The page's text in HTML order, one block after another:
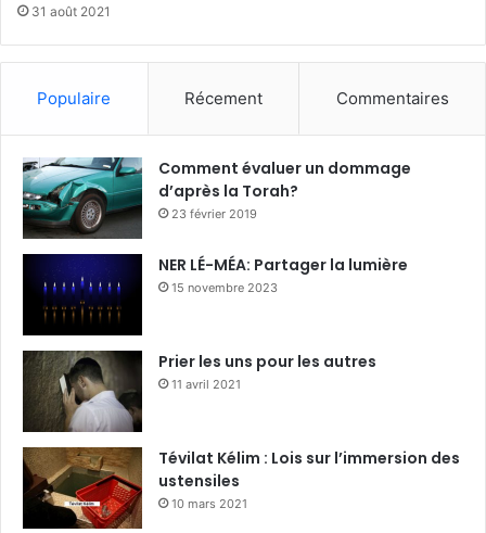
31 août 2021
Populaire Récement Commentaires
Comment évaluer un dommage
d’après la Torah?
23 février 2019
NER LÉ-MÉA: Partager la lumière
15 novembre 2023
Prier les uns pour les autres
11 avril 2021
Tévilat Kélim : Lois sur l’immersion des
ustensiles
10 mars 2021